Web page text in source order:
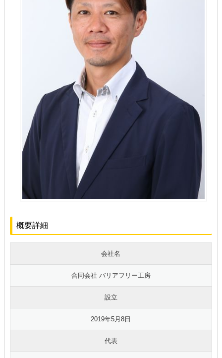
概要詳細
会社名
合同会社 バリアフリー工房
設立
2019年5月8日
代表